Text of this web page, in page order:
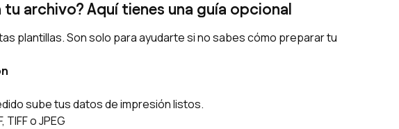
tu archivo? Aquí tienes una guía opcional
plantillas. Son solo para ayudarte si no sabes cómo preparar tu
sube tus datos de impresión listos.
o JPEG